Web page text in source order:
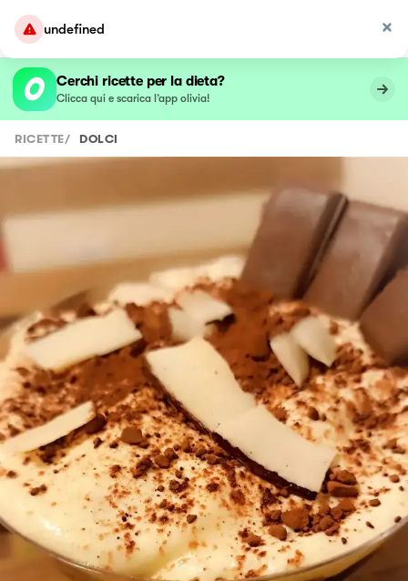
undefined
Cerchi ricette per la dieta?
Clicca qui e scarica l’app olivia!
RICETTE/ DOLCI